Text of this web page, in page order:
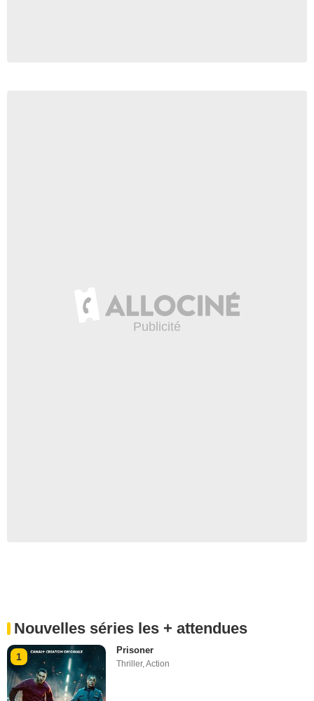
Nouvelles séries les + attendues
1
Prisoner
Thriller,Action